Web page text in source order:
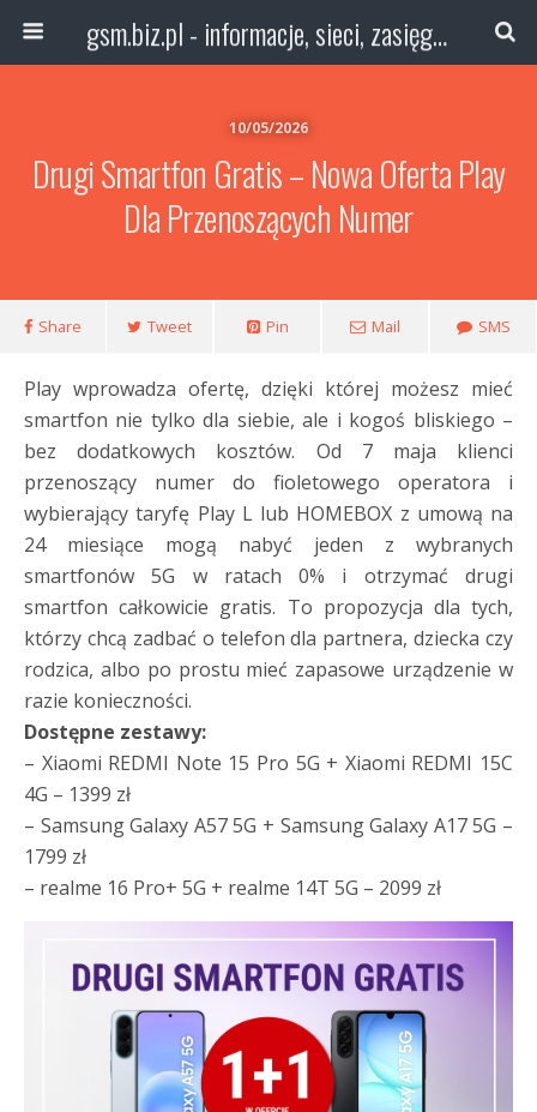
gsm.biz.pl - informacje, sieci, zasięg technologie
10/05/2026
Drugi Smartfon Gratis – Nowa Oferta Play
Dla Przenoszących Numer
Share Tweet Pin Mail SMS
Play wprowadza ofertę, dzięki której możesz mieć
smartfon nie tylko dla siebie, ale i kogoś bliskiego –
bez dodatkowych kosztów. Od 7 maja klienci
przenoszący numer do fioletowego operatora i
wybierający taryfę Play L lub HOMEBOX z umową na
24 miesiące mogą nabyć jeden z wybranych
smartfonów 5G w ratach 0% i otrzymać drugi
smartfon całkowicie gratis. To propozycja dla tych,
którzy chcą zadbać o telefon dla partnera, dziecka czy
rodzica, albo po prostu mieć zapasowe urządzenie w
razie konieczności.
Dostępne zestawy:
– Xiaomi REDMI Note 15 Pro 5G + Xiaomi REDMI 15C
4G – 1399 zł
– Samsung Galaxy A57 5G + Samsung Galaxy A17 5G –
1799 zł
– realme 16 Pro+ 5G + realme 14T 5G – 2099 zł